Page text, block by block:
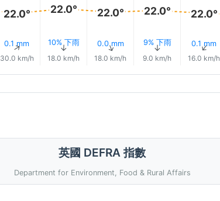
22.0°
0.1 mm
↑
30.0 km/h
22.0°
10% 下雨
↑
18.0 km/h
22.0°
0.0 mm
↑
18.0 km/h
22.0°
9% 下雨
↑
9.0 km/h
22.0°
0.1 mm
↑
16.0 km/h
英國 DEFRA 指數
Department for Environment, Food & Rural Affairs